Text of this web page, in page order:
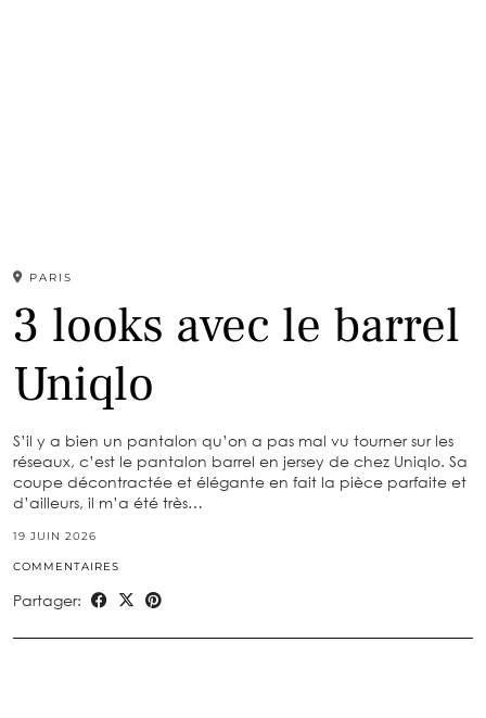
PARIS
3 looks avec le barrel
Uniqlo
S’il y a bien un pantalon qu’on a pas mal vu tourner sur les
réseaux, c’est le pantalon barrel en jersey de chez Uniqlo. Sa
coupe décontractée et élégante en fait la pièce parfaite et
d’ailleurs, il m’a été très…
19 JUIN 2026
COMMENTAIRES
Partager: